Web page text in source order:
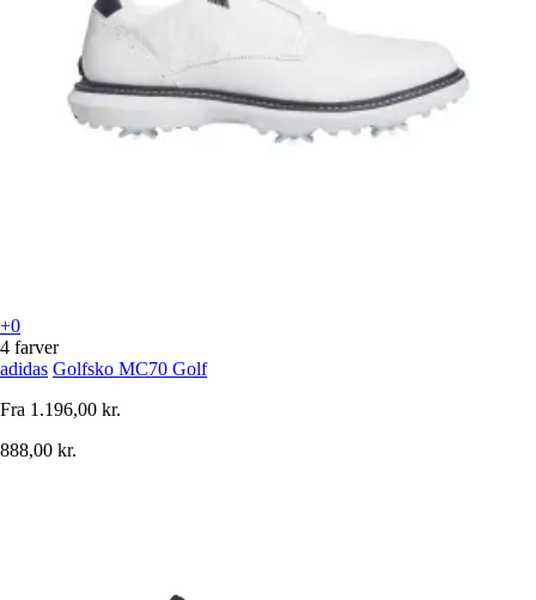
+0
4 farver
adidas Golfsko MC70 Golf
Fra 1.196,00 kr.
888,00 kr.